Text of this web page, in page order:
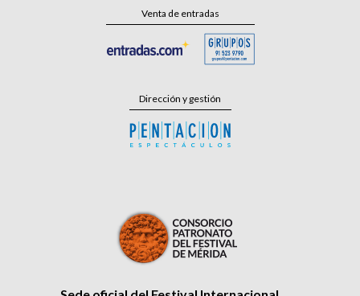
Venta de entradas
Dirección y gestión